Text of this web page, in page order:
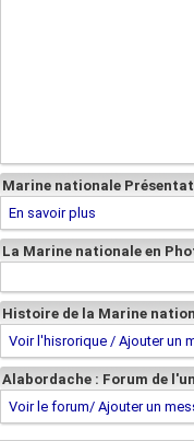
Marine nationale
En savoir plus
La Marine nationale en
Histoire de la Marine
Voir l'hisrorique / Ajouter un
Alabordache : Forum de
Voir le forum/ Ajouter un